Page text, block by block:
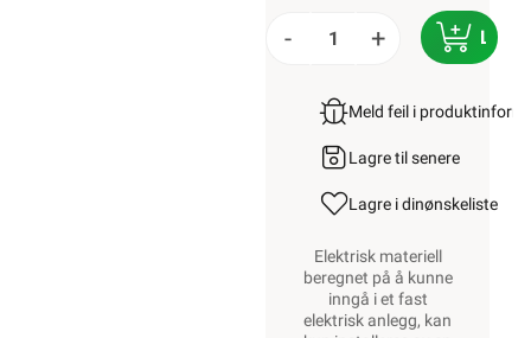
- +
Meld feil i
Lagre til senere
Lagre i dinønskeliste
Elektrisk materiell
beregnet på å kunne
inngå i et fast
elektrisk anlegg, kan